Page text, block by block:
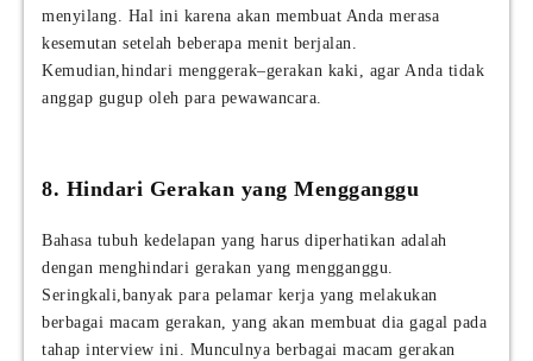
menyilang. Hal ini karena akan membuat Anda merasa
kesemutan setelah beberapa menit berjalan.
Kemudian,hindari menggerak–gerakan kaki, agar Anda tidak
anggap gugup oleh para pewawancara.
8. Hindari Gerakan yang Mengganggu
Bahasa tubuh kedelapan yang harus diperhatikan adalah
dengan menghindari gerakan yang mengganggu.
Seringkali,banyak para pelamar kerja yang melakukan
berbagai macam gerakan, yang akan membuat dia gagal pada
tahap interview ini. Munculnya berbagai macam gerakan